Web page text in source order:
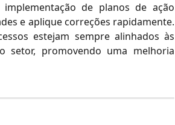
de planos de ação
e aplique correções rapidamente.
estejam sempre alinhados às
setor, promovendo uma melhoria